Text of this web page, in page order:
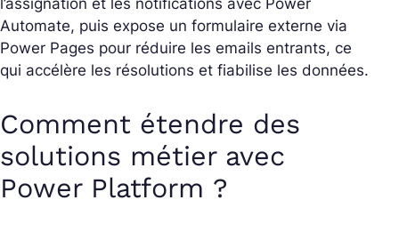
Automate, puis expose un formulaire externe via
Power Pages pour réduire les emails entrants, ce
qui accélère les résolutions et fiabilise les données.
Comment étendre des
solutions métier avec
Power Platform ?